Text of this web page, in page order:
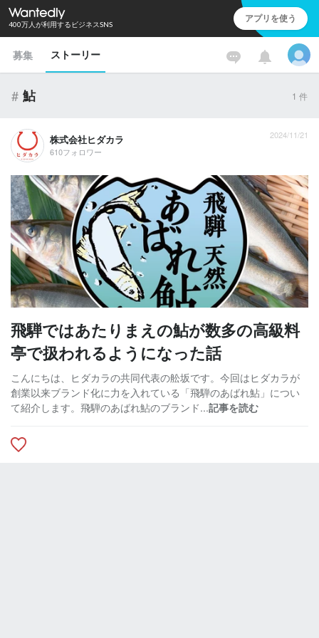
400万人が利用するビジネスSNS アプリを使う
募集 ストーリー
# 鮎 1 件
株式会社ヒダカラ
610フォロワー
2024/11/21
飛騨ではあたりまえの鮎が数多の高級料
亭で扱われるようになった話
こんにちは、ヒダカラの共同代表の舩坂です。今回はヒダカラが
創業以来ブランド化に力を入れている「飛騨のあばれ鮎」につい
て紹介します。飛騨のあばれ鮎のブランド...記事を読む